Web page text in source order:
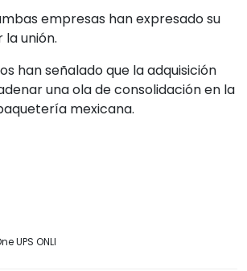
empresas han expresado su
unión.
han señalado que la adquisición
una ola de consolidación en la
mexicana.
UPS ONLI